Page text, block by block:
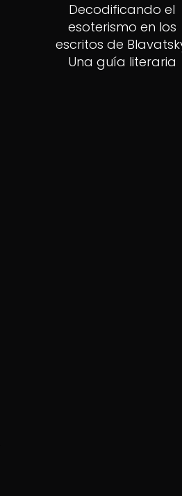
Decodificando el
esoterismo en los
escritos de
Una guía literaria